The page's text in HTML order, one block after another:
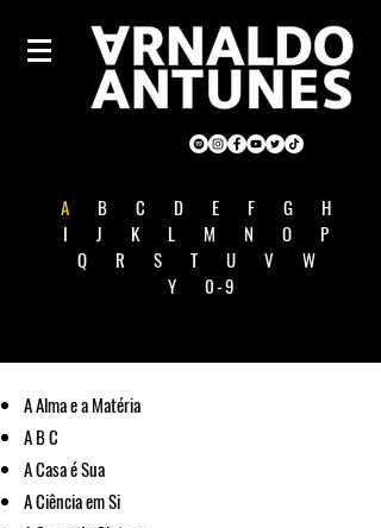
A B C D E F G
H
I
J K L M N O
P
Q
R S T U V
W
Y
0-9
A Alma e a Matéria
A B C
A Casa é Sua
A Ciência em Si